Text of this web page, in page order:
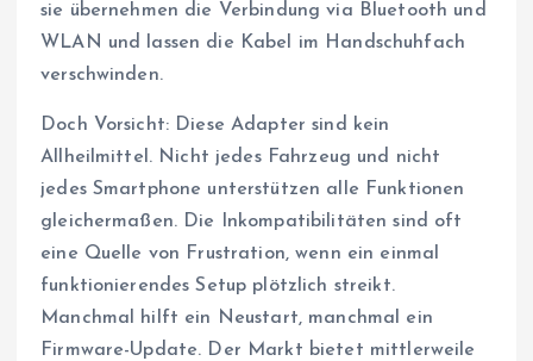
sie übernehmen die Verbindung via Bluetooth und
WLAN und lassen die Kabel im Handschuhfach
verschwinden.
Doch Vorsicht: Diese Adapter sind kein
Allheilmittel. Nicht jedes Fahrzeug und nicht
jedes Smartphone unterstützen alle Funktionen
gleichermaßen. Die Inkompatibilitäten sind oft
eine Quelle von Frustration, wenn ein einmal
funktionierendes Setup plötzlich streikt.
Manchmal hilft ein Neustart, manchmal ein
Firmware-Update. Der Markt bietet mittlerweile